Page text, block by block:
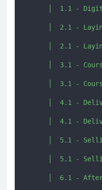
│  1.1 -
│  2.1 -
│  2.1 -
│  3.1 -
│  3.1 -
│  4.1 -
│  4.1 -
│  5.1 -
│  5.1 -
│  6.1 -